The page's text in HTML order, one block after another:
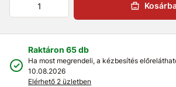
Raktáron 65 db
Ha most megrendeli, a kézbesítés
10.08.2026
Elérhető 2 üzletben